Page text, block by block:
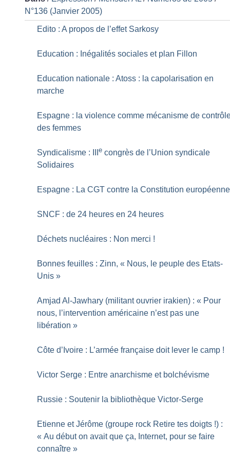
N°136 (Janvier 2005)
Edito : A propos de l’effet Sarkosy
Education : Inégalités sociales et plan Fillon
Education nationale : Atoss : la capolarisation en
marche
Espagne : la violence comme mécanisme de
des femmes
Syndicalisme : IIIe congrès de l’Union syndicale
Solidaires
Espagne : La CGT contre la Constitution européenne
SNCF : de 24 heures en 24 heures
Déchets nucléaires : Non merci !
Bonnes feuilles : Zinn, « Nous, le peuple des Etats-
Unis »
Amjad Al-Jawhary (militant ouvrier irakien) : « Pour
nous, l’intervention américaine n’est pas une
libération »
Côte d’Ivoire : L’armée française doit lever le camp !
Victor Serge : Entre anarchisme et bolchévisme
Russie : Soutenir la bibliothèque Victor-Serge
Etienne et Jérôme (groupe rock Retire tes doigts !) :
« Au début on avait que ça, Internet, pour se faire
connaître »